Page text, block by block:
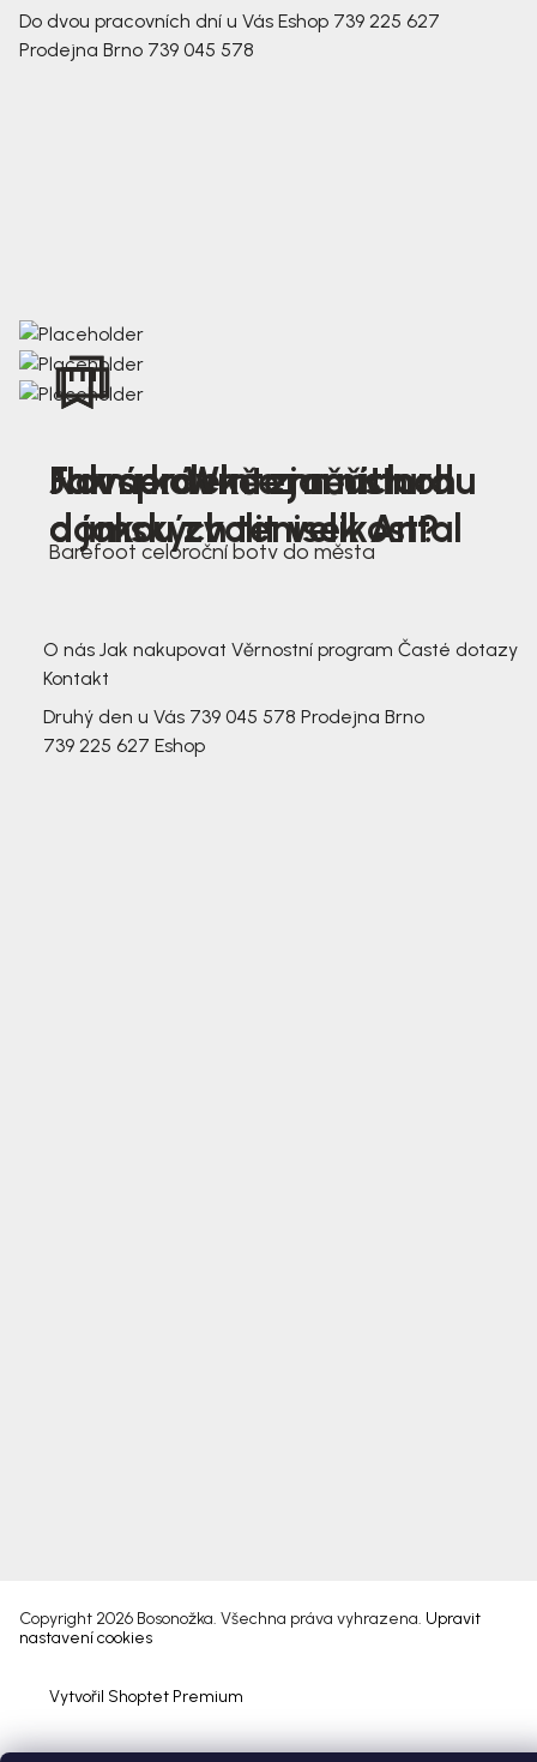
Do dvou pracovních dní u Vás Eshop 739 225 627
Prodejna Brno 739 045 578
Nová kolekce jarních
dámských tenisek Antal
Jak správně změřit nohu
a jakou zvolit velikost?
Farmer Winter mustard
Barefoot celoroční boty do města
O nás Jak nakupovat Věrnostní program Časté dotazy
Kontakt
Druhý den u Vás 739 045 578 Prodejna Brno
739 225 627 Eshop
Vytvořil Shoptet Premium
Copyright 2026 Bosonožka. Všechna práva vyhrazena. Upravit
nastavení cookies